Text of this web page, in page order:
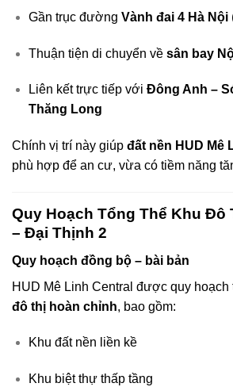
Gần trục đường Vành đai 4 Hà Nội
Thuận tiện di chuyển về sân bay
Liên kết trực tiếp với Đông Anh –
Thăng Long
Chính vị trí này giúp đất nền HUD Mê
phù hợp để an cư, vừa có tiềm năng
Quy Hoạch Tổng Thể Khu Đô
– Đại Thịnh 2
Quy hoạch đồng bộ – bài bản
HUD Mê Linh Central được quy hoạch
đô thị hoàn chỉnh, bao gồm:
Khu đất nền liền kề
Khu biệt thự thấp tầng